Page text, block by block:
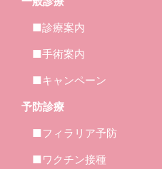
■診療案内
■手術案内
■キャンペーン
予防診療
■フィラリア予防
■ワクチン接種